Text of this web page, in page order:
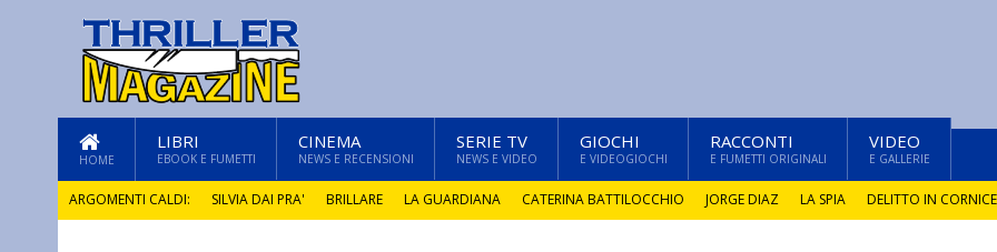
HOME
LIBRI
EBOOK E FUMETTI
CINEMA
NEWS E RECENSIONI
SERIE TV
NEWS E VIDEO
GIOCHI
E VIDEOGIOCHI
RACCONTI
E FUMETTI ORIGINALI
VIDEO
E GALLERIE
ARGOMENTI CALDI: SILVIA DAI PRA' BRILLARE LA GUARDIANA CATERINA BATTILOCCHIO JORGE DIAZ LA SPIA DELITTO IN CORNICE